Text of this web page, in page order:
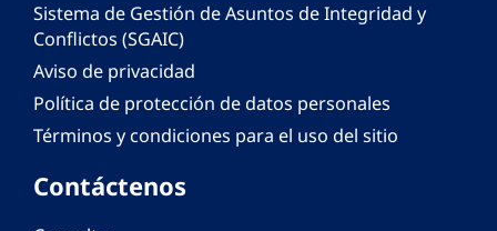
Sistema de Gestión de Asuntos de Integridad y
Conflictos (SGAIC)
Aviso de privacidad
Política de protección de datos personales
Términos y condiciones para el uso del sitio
Contáctenos